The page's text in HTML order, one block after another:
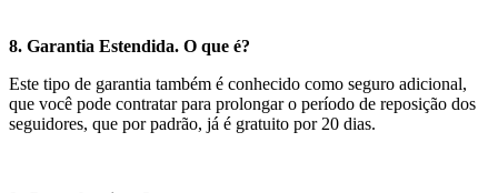
8. Garantia Estendida. O que é?
Este tipo de garantia também é conhecido como seguro adicional,
que você pode contratar para prolongar o período de reposição dos
seguidores, que por padrão, já é gratuito por 20 dias.